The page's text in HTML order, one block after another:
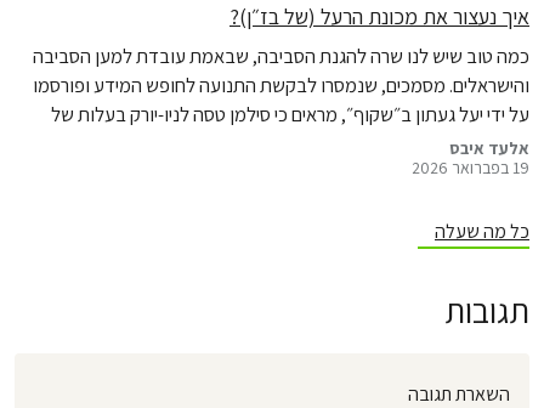
איך נעצור את מכונת הרעל (של בז״ן)?
כמה טוב שיש לנו שרה להגנת הסביבה, שבאמת עובדת למען הסביבה
והישראלים. מסמכים, שנמסרו לבקשת התנועה לחופש המידע ופורסמו
על ידי יעל געתון ב״שקוף״, מראים כי סילמן טסה לניו-יורק בעלות של
כ-350 אלף ש״ח מכספי הציבור, באמתלה של השתתפות בוועידת אקלים
בינלאומית לצורך ״התנעת פעילות אקלים״.
אלעד איבס
19 בפברואר 2026
כל מה שעלה
תגובות
השארת תגובה